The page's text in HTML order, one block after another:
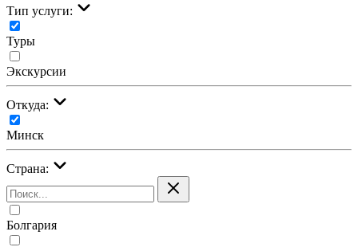
Тип услуги:
Туры
Экскурсии
Откуда:
Минск
Страна:
Болгария